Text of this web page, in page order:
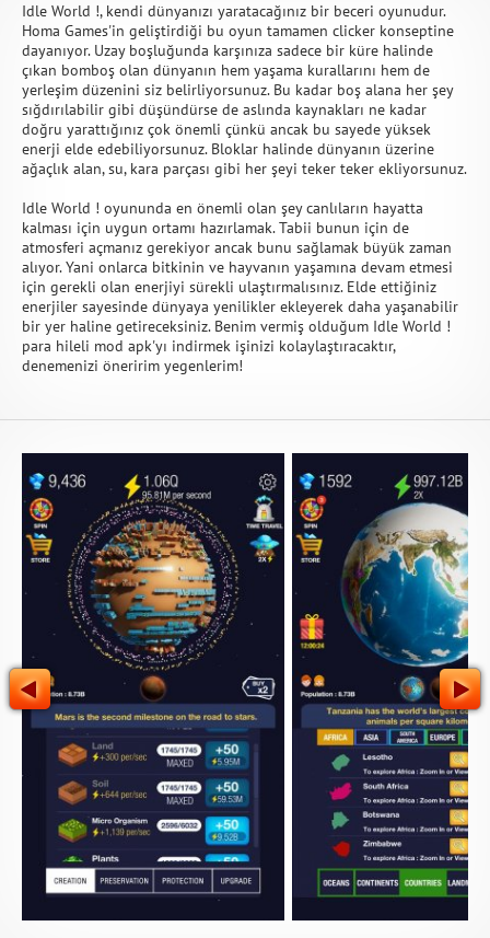
Idle World !, kendi dünyanızı yaratacağınız bir beceri oyunudur.
Homa Games'in geliştirdiği bu oyun tamamen clicker konseptine
dayanıyor. Uzay boşluğunda karşınıza sadece bir küre halinde
çıkan bomboş olan dünyanın hem yaşama kurallarını hem de
yerleşim düzenini siz belirliyorsunuz. Bu kadar boş alana her şey
sığdırılabilir gibi düşündürse de aslında kaynakları ne kadar
doğru yarattığınız çok önemli çünkü ancak bu sayede yüksek
enerji elde edebiliyorsunuz. Bloklar halinde dünyanın üzerine
ağaçlık alan, su, kara parçası gibi her şeyi teker teker ekliyorsunuz.
Idle World ! oyununda en önemli olan şey canlıların hayatta
kalması için uygun ortamı hazırlamak. Tabii bunun için de
atmosferi açmanız gerekiyor ancak bunu sağlamak büyük zaman
alıyor. Yani onlarca bitkinin ve hayvanın yaşamına devam etmesi
için gerekli olan enerjiyi sürekli ulaştırmalısınız. Elde ettiğiniz
enerjiler sayesinde dünyaya yenilikler ekleyerek daha yaşanabilir
bir yer haline getireceksiniz. Benim vermiş olduğum Idle World !
para hileli mod apk'yı indirmek işinizi kolaylaştıracaktır,
denemenizi öneririm yegenlerim!